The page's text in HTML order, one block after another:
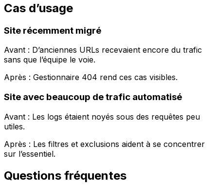
Cas d’usage
Site récemment migré
Avant : D’anciennes URLs recevaient encore du trafic
sans que l’équipe le voie.
Après : Gestionnaire 404 rend ces cas visibles.
Site avec beaucoup de trafic automatisé
Avant : Les logs étaient noyés sous des requêtes peu
utiles.
Après : Les filtres et exclusions aident à se concentrer
sur l’essentiel.
Questions fréquentes